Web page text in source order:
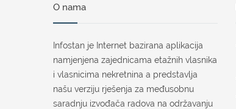
O nama
Infostan je Internet bazirana aplikacija
namjenjena zajednicama etažnih vlasnika
i vlasnicima nekretnina a predstavlja
našu verziju rješenja za međusobnu
saradnju izvođača radova na održavanju